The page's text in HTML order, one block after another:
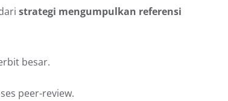
strategi mengumpulkan referensi
besar.
peer-review.